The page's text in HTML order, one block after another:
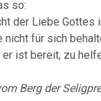
so:
der Liebe Gottes
nicht für sich
ist bereit, zu
Berg der